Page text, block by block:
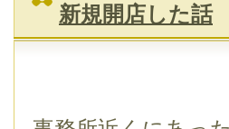
新規開店した話